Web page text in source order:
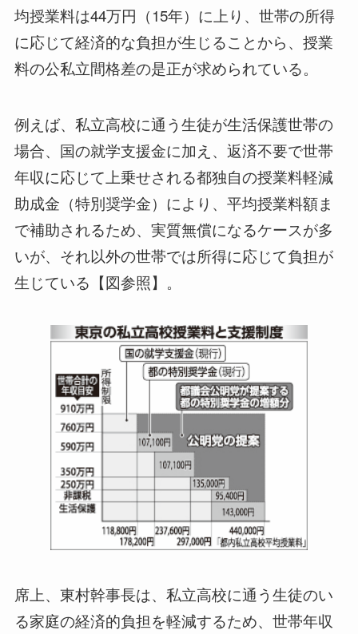
均授業料は44万円（15年）に上り、世帯の所得
に応じて経済的な負担が生じることから、授業
料の公私立間格差の是正が求められている。
例えば、私立高校に通う生徒が生活保護世帯の
場合、国の就学支援金に加え、返済不要で世帯
年収に応じて上乗せされる都独自の授業料軽減
助成金（特別奨学金）により、平均授業料額ま
で補助されるため、実質無償になるケースが多
いが、それ以外の世帯では所得に応じて負担が
生じている【図参照】。
席上、東村幹事長は、私立高校に通う生徒のい
る家庭の経済的負担を軽減するため、世帯年収